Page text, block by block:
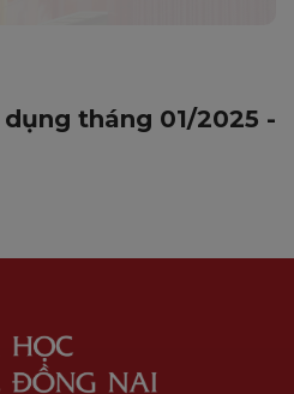
tháng 01/2025 -